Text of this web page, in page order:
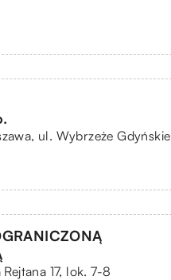
ul. Wybrzeże Gdyńskie
17, lok. 7-8